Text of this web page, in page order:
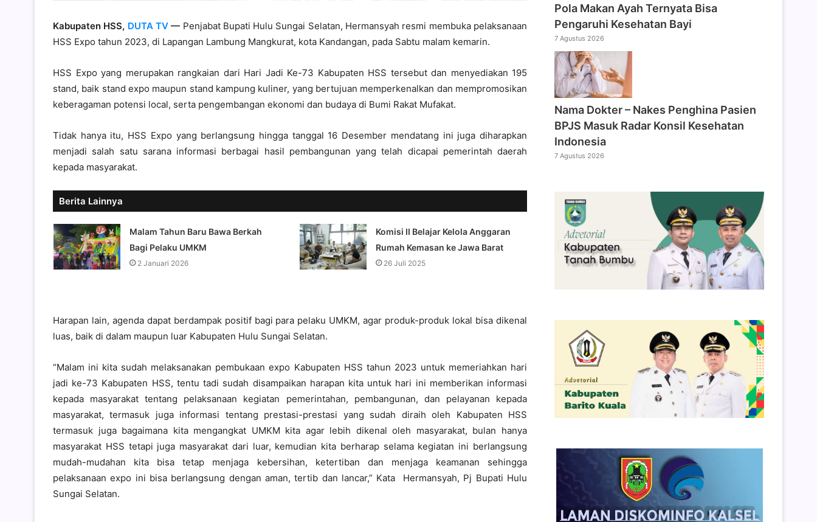
Kabupaten HSS, DUTA TV— Penjabat Bupati Hulu Sungai Selatan, Hermansyah resmi membuka pelaksanaan
HSS Expo tahun 2023, di Lapangan Lambung Mangkurat, kota Kandangan, pada Sabtu malam kemarin.
HSS Expo yang merupakan rangkaian dari Hari Jadi Ke-73 Kabupaten HSS tersebut dan menyediakan 195
stand, baik stand expo maupun stand kampung kuliner, yang bertujuan memperkenalkan dan mempromosikan
keberagaman potensi local, serta pengembangan ekonomi dan budaya di Bumi Rakat Mufakat.
Tidak hanya itu, HSS Expo yang berlangsung hingga tanggal 16 Desember mendatang ini juga diharapkan
menjadi salah satu sarana informasi berbagai hasil pembangunan yang telah dicapai pemerintah daerah
kepada masyarakat.
Berita Lainnya
Malam Tahun Baru Bawa Berkah
Bagi Pelaku UMKM
2 Januari 2026
Komisi II Belajar Kelola Anggaran
Rumah Kemasan ke Jawa Barat
26 Juli 2025
Harapan lain, agenda dapat berdampak positif bagi para pelaku UMKM, agar produk-produk lokal bisa dikenal
luas, baik di dalam maupun luar Kabupaten Hulu Sungai Selatan.
“Malam ini kita sudah melaksanakan pembukaan expo Kabupaten HSS tahun 2023 untuk memeriahkan hari
jadi ke-73 Kabupaten HSS, tentu tadi sudah disampaikan harapan kita untuk hari ini memberikan informasi
kepada masyarakat tentang pelaksanaan kegiatan pemerintahan, pembangunan, dan pelayanan kepada
masyarakat, termasuk juga informasi tentang prestasi-prestasi yang sudah diraih oleh Kabupaten HSS
termasuk juga bagaimana kita mengangkat UMKM kita agar lebih dikenal oleh masyarakat, bulan hanya
masyarakat HSS tetapi juga masyarakat dari luar, kemudian kita berharap selama kegiatan ini berlangsung
mudah-mudahan kita bisa tetap menjaga kebersihan, ketertiban dan menjaga keamanan sehingga
pelaksanaan expo ini bisa berlangsung dengan aman, tertib dan lancar,” Kata Hermansyah, Pj Bupati Hulu
Sungai Selatan.
Pola Makan Ayah Ternyata Bisa
Pengaruhi Kesehatan Bayi
7 Agustus 2026
Nama Dokter – Nakes Penghina Pasien
BPJS Masuk Radar Konsil Kesehatan
Indonesia
7 Agustus 2026